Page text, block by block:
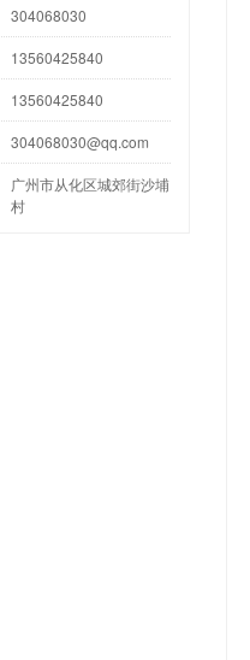
304068030
13560425840
13560425840
304068030@qq.com
广州市从化区城郊街沙埔
村